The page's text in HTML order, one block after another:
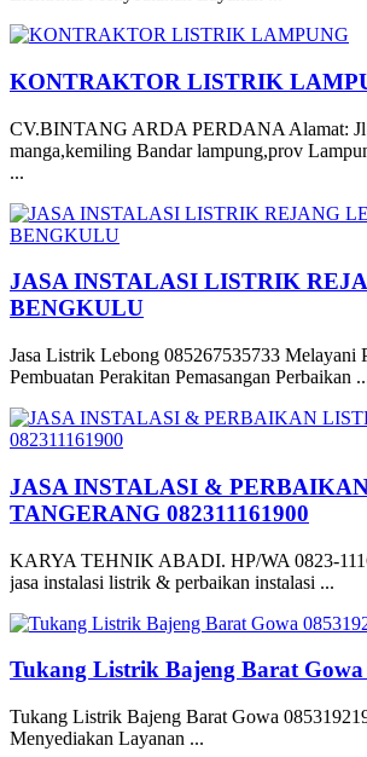
KONTRAKTOR LISTRIK
CV.BINTANG ARDA PERDANA Alamat: Jl
manga,kemiling Bandar lampung,prov
...
JASA INSTALASI LISTRIK
BENGKULU
Jasa Listrik Lebong 085267535733 Melayani
Pembuatan Perakitan Pemasangan Perbaikan
JASA INSTALASI &
TANGERANG 082311161900
KARYA TEHNIK ABADI. HP/WA 0823-
jasa instalasi listrik & perbaikan instalasi ...
Tukang Listrik Bajeng Barat Gowa
Tukang Listrik Bajeng Barat Gowa
Menyediakan Layanan ...